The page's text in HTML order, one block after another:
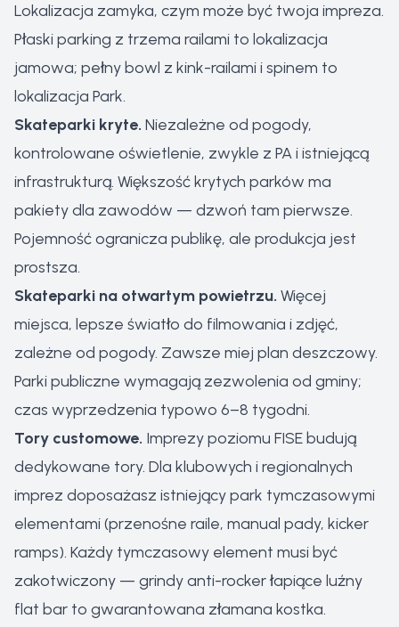
Lokalizacja zamyka, czym może być twoja impreza.
Płaski parking z trzema railami to lokalizacja
jamowa; pełny bowl z kink-railami i spinem to
lokalizacja Park.
Skateparki kryte. Niezależne od pogody,
kontrolowane oświetlenie, zwykle z PA i istniejącą
infrastrukturą. Większość krytych parków ma
pakiety dla zawodów — dzwoń tam pierwsze.
Pojemność ogranicza publikę, ale produkcja jest
prostsza.
Skateparki na otwartym powietrzu. Więcej
miejsca, lepsze światło do filmowania i zdjęć,
zależne od pogody. Zawsze miej plan deszczowy.
Parki publiczne wymagają zezwolenia od gminy;
czas wyprzedzenia typowo 6–8 tygodni.
Tory customowe. Imprezy poziomu FISE budują
dedykowane tory. Dla klubowych i regionalnych
imprez doposażasz istniejący park tymczasowymi
elementami (przenośne raile, manual pady, kicker
ramps). Każdy tymczasowy element musi być
zakotwiczony — grindy anti-rocker łapiące luźny
flat bar to gwarantowana złamana kostka.